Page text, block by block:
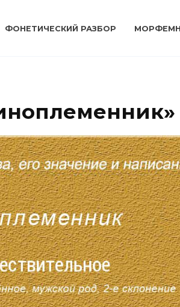
ФОНЕТИЧЕСКИЙ РАЗБОР